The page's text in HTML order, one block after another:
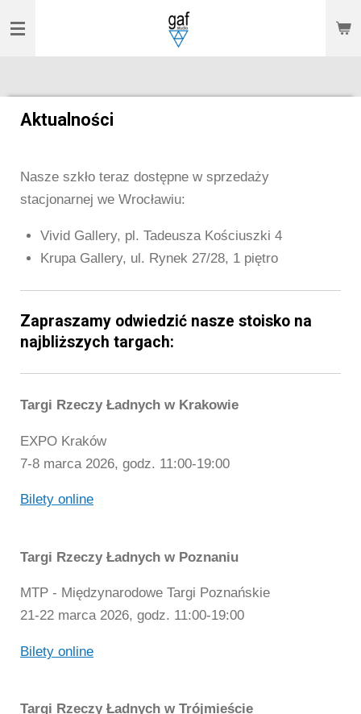
Przejdź
do
Aktualności
Nasze szkło teraz dostępne w sprzedaży
stacjonarnej we Wrocławiu:
Vivid Gallery, pl. Tadeusza Kościuszki 4
Krupa Gallery, ul. Rynek 27/28, 1 piętro
Zapraszamy odwiedzić nasze stoisko na
najbliższych targach:
Targi Rzeczy Ładnych w Krakowie
EXPO Kraków
7-8 marca 2026, godz. 11:00-19:00
Bilety online
Targi Rzeczy Ładnych w Poznaniu
MTP - Międzynarodowe Targi Poznańskie
21-22 marca 2026, godz. 11:00-19:00
Bilety online
Targi Rzeczy Ładnych w Trójmieście